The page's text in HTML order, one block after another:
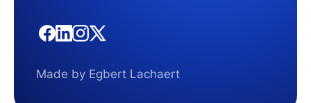
Made by Egbert Lachaert